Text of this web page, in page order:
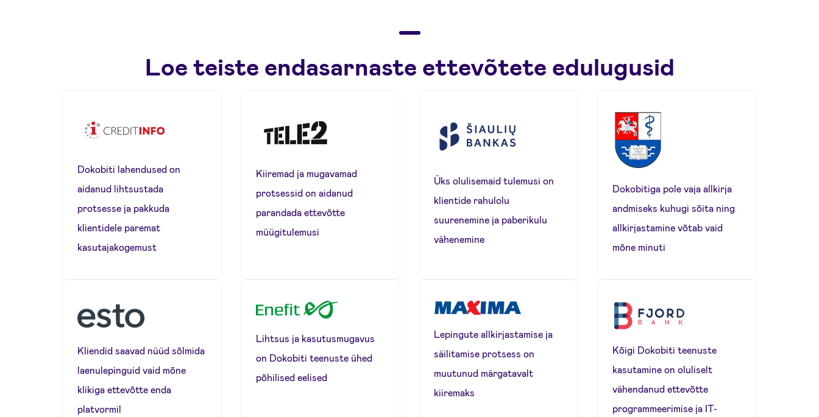
Loe teiste endasarnaste ettevõtete edulugusid
Dokobiti lahendused on
aidanud lihtsustada
protsesse ja pakkuda
klientidele paremat
kasutajakogemust
Kiiremad ja mugavamad
protsessid on aidanud
parandada ettevõtte
müügitulemusi
Üks olulisemaid tulemusi on
klientide rahulolu
suurenemine ja paberikulu
vähenemine
Dokobitiga pole vaja allkirja
andmiseks kuhugi sõita ning
allkirjastamine võtab vaid
mõne minuti
Kliendid saavad nüüd sõlmida
laenulepinguid vaid mõne
klikiga ettevõtte enda
platvormil
Lihtsus ja kasutusmugavus
on Dokobiti teenuste ühed
põhilised eelised
Lepingute allkirjastamise ja
säilitamise protsess on
muutunud märgatavalt
kiiremaks
Kõigi Dokobiti teenuste
kasutamine on oluliselt
vähendanud ettevõtte
programmeerimise ja IT-